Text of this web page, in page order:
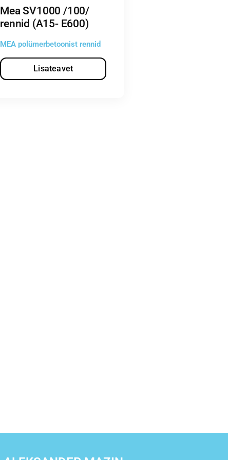
Mea SV1000 /100/
rennid (A15- E600)
MEA polümerbetoonist rennid
Lisateavet